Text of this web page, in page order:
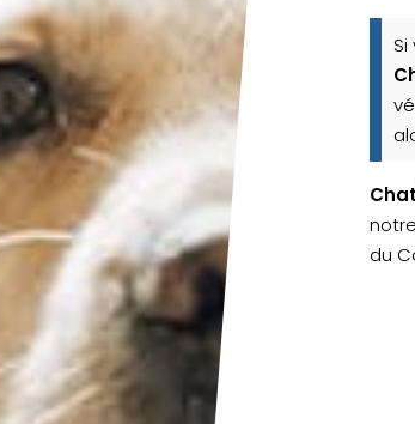
notre
du